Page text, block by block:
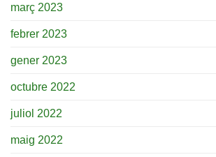
març 2023
febrer 2023
gener 2023
octubre 2022
juliol 2022
maig 2022